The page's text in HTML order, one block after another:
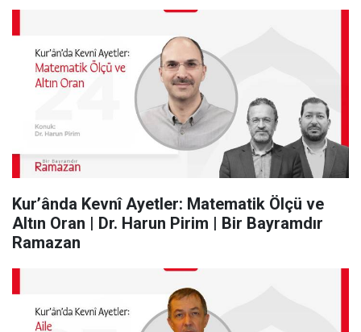
Kur’ânda Kevnî Ayetler: Matematik Ölçü ve
Altın Oran | Dr. Harun Pirim | Bir Bayramdır
Ramazan